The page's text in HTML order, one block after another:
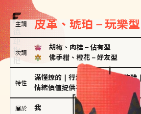
主調 皮革、琥珀－玩樂型
次調
胡椒、肉桂 － 佔有型
佛手柑、橙花 － 好友型
特性
滿懂撩的 行走的發電機｜ 愛吃醋｜
情緒價值提供者
屬於 我